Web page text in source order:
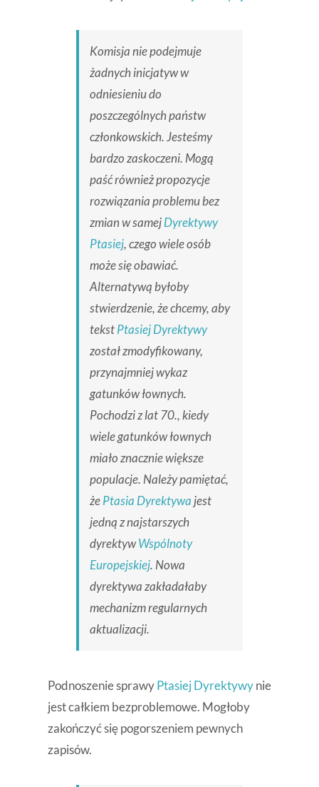
Komisja nie podejmuje
żadnych inicjatyw w
odniesieniu do
poszczególnych państw
członkowskich. Jesteśmy
bardzo zaskoczeni. Mogą
paść również propozycje
rozwiązania problemu bez
zmian w samejDyrektywy
Ptasiej, czego wiele osób
może się obawiać.
Alternatywą byłoby
stwierdzenie, że chcemy, aby
tekstPtasiej Dyrektywy
został zmodyfikowany,
przynajmniej wykaz
gatunków łownych.
Pochodzi z lat 70., kiedy
wiele gatunków łownych
miało znacznie większe
populacje. Należy pamiętać,
żePtasia Dyrektywajest
jedną z najstarszych
dyrektywWspólnoty
Europejskiej. Nowa
dyrektywa zakładałaby
mechanizm regularnych
aktualizacji.
Podnoszenie sprawyPtasiej Dyrektywynie
jest całkiem bezproblemowe. Mogłoby
zakończyć się pogorszeniem pewnych
zapisów.